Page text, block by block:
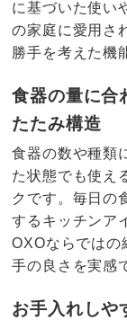
に基づいた使い
の家庭に愛用さ
勝手を考えた機
食器の量に合
たたみ構造
食器の数や種類
た状態でも使え
クです。毎日の
するキッチンア
OXOならではの
手の良さを実感
お手入れしや